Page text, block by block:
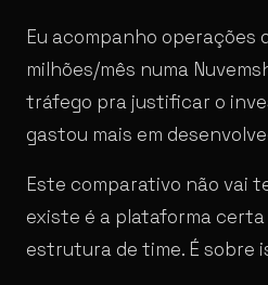
Eu acompanho operações
milhões/mês numa
tráfego pra justificar o
gastou mais em
Este comparativo não vai
existe é a plataforma certa
estrutura de time. É sobre